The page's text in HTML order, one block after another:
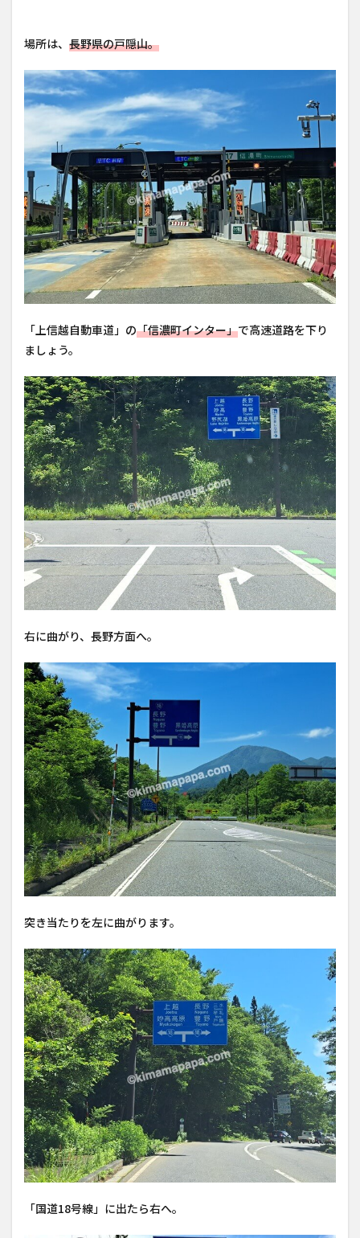
場所は、 長野県の戸隠山。
「上信越自動車道」の「信濃町インター」で高速道路を下り
ましょう。
右に曲がり、長野方面へ。
突き当たりを左に曲がります。
「国道18号線」に出たら右へ。